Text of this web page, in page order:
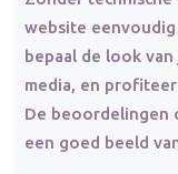
website
bepaal de look
media, en
De beoordelingen
een goed beeld